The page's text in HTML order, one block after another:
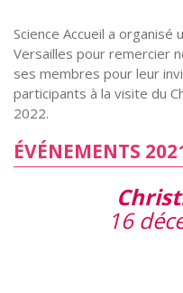
Science Accueil a organisé
Versailles pour remercier
ses membres pour leur
participants à la visite du
2022.
ÉVÉNEMENTS
16